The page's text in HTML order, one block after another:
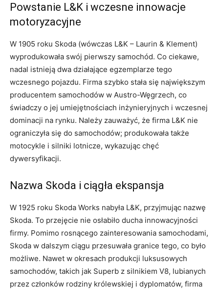
Powstanie L&K i wczesne innowacje
motoryzacyjne
W 1905 roku Skoda (wówczas L&K – Laurin & Klement)
wyprodukowała swój pierwszy samochód. Co ciekawe,
nadal istnieją dwa działające egzemplarze tego
wczesnego pojazdu. Firma szybko stała się największym
producentem samochodów w Austro-Węgrzech, co
świadczy o jej umiejętnościach inżynieryjnych i wczesnej
dominacji na rynku. Należy zauważyć, że firma L&K nie
ograniczyła się do samochodów; produkowała także
motocykle i silniki lotnicze, wykazując chęć
dywersyfikacji.
Nazwa Skoda i ciągła ekspansja
W 1925 roku Skoda Works nabyła L&K, przyjmując nazwę
Skoda. To przejęcie nie osłabiło ducha innowacyjności
firmy. Pomimo rosnącego zainteresowania samochodami,
Skoda w dalszym ciągu przesuwała granice tego, co było
możliwe. Nawet w okresach produkcji luksusowych
samochodów, takich jak Superb z silnikiem V8, lubianych
przez członków rodziny królewskiej i dyplomatów, firma